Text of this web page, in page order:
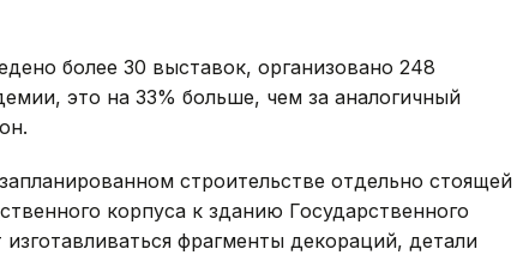
более 30 выставок, организовано 248
это на 33% больше, чем за аналогичный
строительстве отдельно стоящей
корпуса к зданию Государственного
фрагменты декораций, детали